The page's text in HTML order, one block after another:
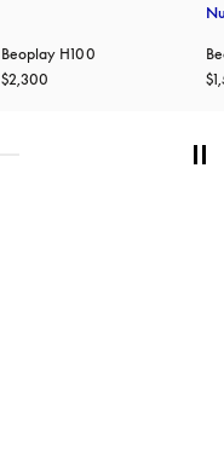
Beoplay H100
$2,300